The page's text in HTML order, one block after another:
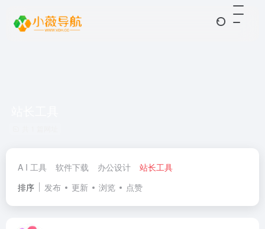
A I 工具 软件下载 办公设计
站长工具
排序
发布 更新 浏览 点赞